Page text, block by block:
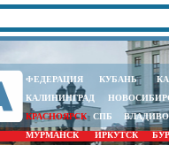
ФЕДЕРАЦИЯ КУБАНЬ
КАЛИНИНГРАД
КРАСНОЯРСК
СПБ
МУРМАНСК
ИРКУТСК